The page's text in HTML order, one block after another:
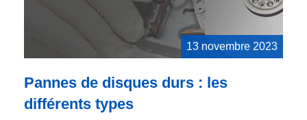
13 novembre 2023
Pannes de disques durs : les
différents types